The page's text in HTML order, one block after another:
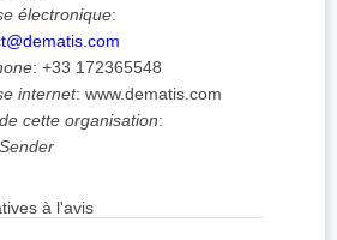
électronique:
: +33 172365548
internet: www.dematis.com
cette organisation:
à l'avis